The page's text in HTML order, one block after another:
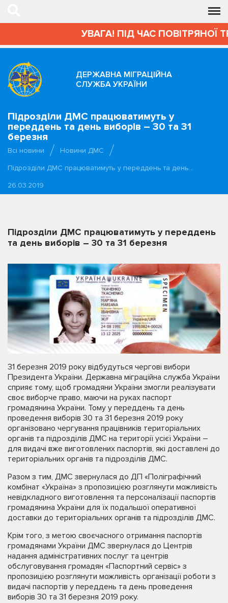
УВАГА! ПІД ЧАС ПОВІТРЯНОЇ
ДЕРЖАВНА МІГРАЦІЙНА
СЛУЖБА УКРАЇНИ
Підрозділи ДМС працюватимуть у
переддень та день виборів – 30 та 31
березня
Всі новини
Новини ДМС
Підрозділи ДМС працюватимуть у переддень та день…
26.03.2019
Підрозділи ДМС працюватимуть у переддень
та день виборів – 30 та 31 березня
31 березня 2019 року відбудуться чергові вибори
Президента України. Державна міграційна служба України
сприяє тому, щоб громадяни України змогли реалізувати
своє виборче право, маючи на руках паспорт
громадянина України. Тому у переддень та день
проведення виборів 30 та 31 березня 2019 року
організовано чергування працівників територіальних
органів та підрозділів ДМС на території усієї України –
для видачі вже виготовлених паспортів, які доставлені до
територіальних органів та підрозділів ДМС.
Разом з тим, ДМС звернулася до ДП «Поліграфічний
комбінат «Україна» з пропозицією розглянути можливість
невідкладного виготовлення та персоналізації паспортів
громадянина України для їх подальшої оперативної
доставки до територіальних органів та підрозділів ДМС.
Крім того, з метою своєчасного отримання паспортів
громадянами України ДМС звернулася до Центрів
надання адміністративних послуг та центрів
обслуговування громадян «Паспортний сервіс» з
пропозицією розглянути можливість організації роботи з
видачі паспортів у переддень та день проведення
виборів 30 та 31 березня 2019 року.